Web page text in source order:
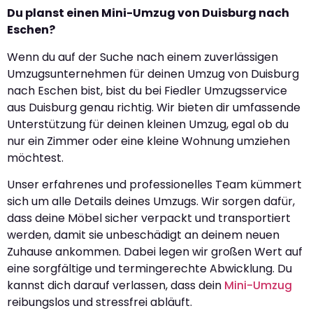
Du planst einen Mini-Umzug von Duisburg nach
Eschen?
Wenn du auf der Suche nach einem zuverlässigen
Umzugsunternehmen für deinen Umzug von Duisburg
nach Eschen bist, bist du bei Fiedler Umzugsservice
aus Duisburg genau richtig. Wir bieten dir umfassende
Unterstützung für deinen kleinen Umzug, egal ob du
nur ein Zimmer oder eine kleine Wohnung umziehen
möchtest.
Unser erfahrenes und professionelles Team kümmert
sich um alle Details deines Umzugs. Wir sorgen dafür,
dass deine Möbel sicher verpackt und transportiert
werden, damit sie unbeschädigt an deinem neuen
Zuhause ankommen. Dabei legen wir großen Wert auf
eine sorgfältige und termingerechte Abwicklung. Du
kannst dich darauf verlassen, dass dein Mini-Umzug
reibungslos und stressfrei abläuft.